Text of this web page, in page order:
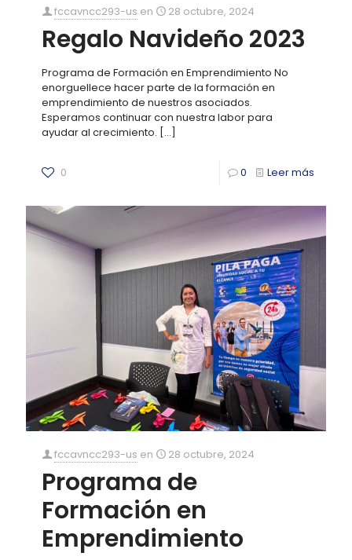
fccavncc293-us en 28 octubre, 2024
Regalo Navideño 2023
Programa de Formación en Emprendimiento No
enorguellece hacer parte de la formación en
emprendimiento de nuestros asociados.
Esperamos continuar con nuestra labor para
ayudar al crecimiento. […]
0 0 Leer más
fccavncc293-us en 28 octubre, 2024
Programa de
Formación en
Emprendimiento